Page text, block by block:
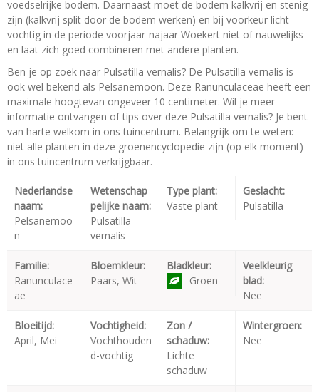
voedselrijke bodem. Daarnaast moet de bodem kalkvrij en stenig
zijn (kalkvrij split door de bodem werken) en bij voorkeur licht
vochtig in de periode voorjaar-najaar Woekert niet of nauwelijks
en laat zich goed combineren met andere planten.
Ben je op zoek naar Pulsatilla vernalis? De Pulsatilla vernalis is
ook wel bekend als Pelsanemoon. Deze Ranunculaceae heeft een
maximale hoogtevan ongeveer 10 centimeter. Wil je meer
informatie ontvangen of tips over deze Pulsatilla vernalis? Je bent
van harte welkom in ons tuincentrum. Belangrijk om te weten:
niet alle planten in deze groenencyclopedie zijn (op elk moment)
in ons tuincentrum verkrijgbaar.
Nederlandse
naam:
Pelsanemoo
n
Wetenschap
pelijke naam:
Pulsatilla
vernalis
Type plant:
Vaste plant
Geslacht:
Pulsatilla
Familie:
Ranunculace
ae
Bloemkleur:
Paars, Wit
Bladkleur:
Groen
Veelkleurig
blad:
Nee
Bloeitijd:
April, Mei
Vochtigheid:
Vochthouden
d-vochtig
Zon /
schaduw:
Lichte
schaduw
Wintergroen:
Nee